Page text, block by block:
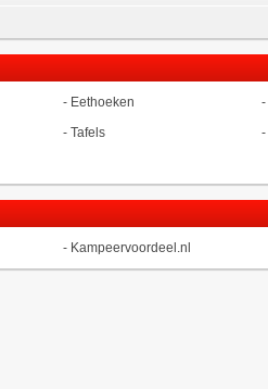
- Eethoeken -
- Tafels -
- Kampeervoordeel.nl